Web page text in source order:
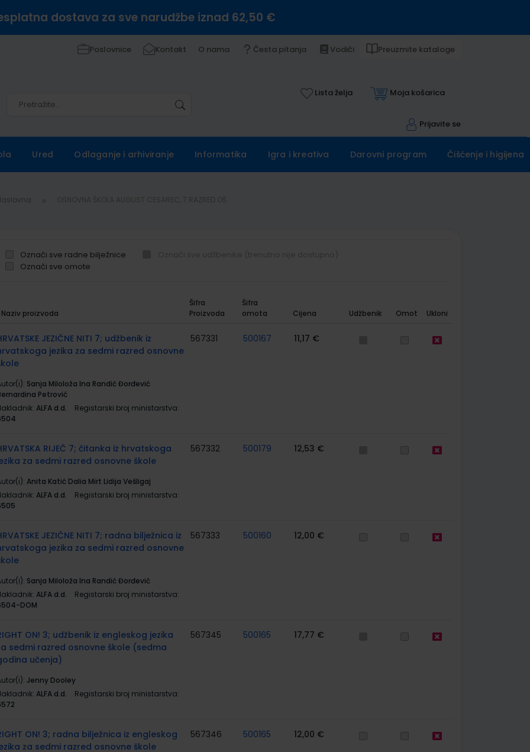
dostava za sve narudžbe iznad 62,50 €
Poslovnice Kontakt O nama Česta pitanja Vodiči Preuzmite kataloge
Lista želja Moja košarica
Prijavite se
Ured Odlaganje i arhiviranje Informatika Igra i kreativa Darovni program Čišćenje i higijena
Označi sve radne bilježnice
Označi sve omote
Naziv proizvoda
Šifra
Proizvoda
Šifra
omota
Cijena Udžbenik Omot Ukloni
JEZIČNE NITI 7; udžbenik iz
jezika za sedmi razred osnovne
Sanja Miloloža Ina Randić Đorđević
Petrović
ALFA d.d.
Registarski broj ministarstva:
567331 500167 11,17 €
RIJEČ 7; čitanka iz hrvatskoga
za sedmi razred osnovne škole
Anita Katić Dalia Mirt Lidija Vešligaj
ALFA d.d.
Registarski broj ministarstva:
567332 500179 12,53 €
JEZIČNE NITI 7; radna bilježnica iz
jezika za sedmi razred osnovne
Sanja Miloloža Ina Randić Đorđević
ALFA d.d.
Registarski broj ministarstva:
DOM
567333 500160 12,00 €
ON! 3; udžbenik iz engleskog jezika
sedmi razred osnovne škole (sedma
učenja)
Jenny Dooley
ALFA d.d.
Registarski broj ministarstva:
567345 500165 17,77 €
ON! 3; radna bilježnica iz engleskog
za sedmi razred osnovne škole
567346 500165 12,00 €